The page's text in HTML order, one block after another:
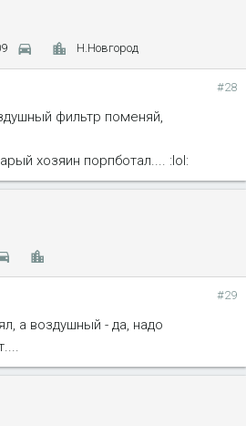
Н.Новгород
#28
фильтр поменяй,
хозяин порпботал.... :lol:
#29
а воздушный - да, надо